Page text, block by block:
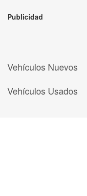
Publicidad
Vehículos Nuevos
Vehículos Usados